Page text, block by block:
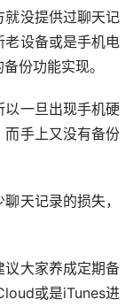
就没提供过聊天记
老设备或是手机电
份功能实现。
以一旦出现手机硬
而手上又没有备份
天记录的损失，
议大家养成定期备
或是iTunes进